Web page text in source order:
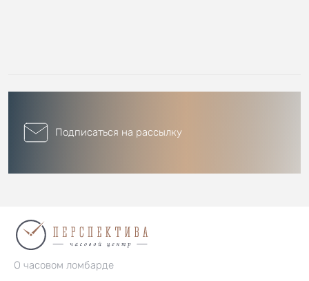
Подписаться на рассылку
О часовом ломбарде